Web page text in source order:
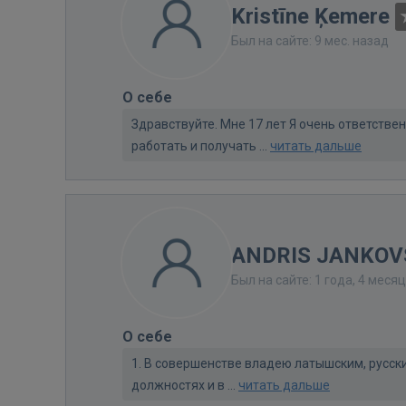
Kristīne Ķemere
Был на сайте: 9 мес. назад
О себе
Здравствуйте. Мне 17 лет Я очень
работать и получать ... читать дальше
ANDRIS
Был на сайте: 1 года, 4
О себе
1. В совершенстве владею латышским,
должностях и в ... читать дальше